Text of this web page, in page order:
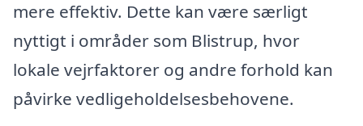
mere effektiv. Dette kan være særligt
nyttigt i områder som Blistrup, hvor
lokale vejrfaktorer og andre forhold kan
påvirke vedligeholdelsesbehovene.